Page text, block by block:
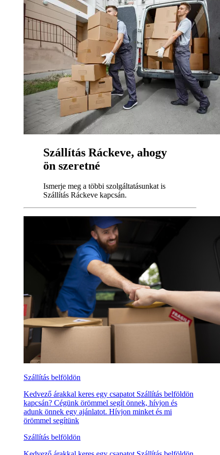
Szállítás Ráckeve, ahogy
ön szeretné
Ismerje meg a többi szolgáltatásunkat is
Szállítás Ráckeve kapcsán.
Szállítás belföldön
Kedvező árakkal keres egy csapatot Szállítás belföldön
kapcsán? Cégünk örömmel segít önnek, hívjon és
adunk önnek egy ajánlatot. Hívjon minket és mi
örömmel segítünk
Szállítás belföldön